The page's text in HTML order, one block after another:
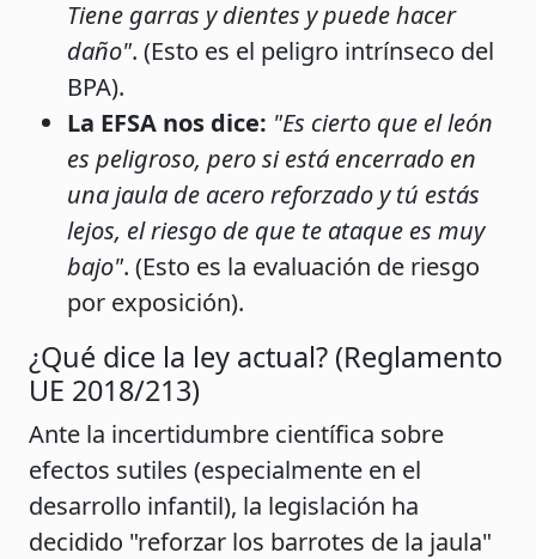
Tiene garras y dientes y puede hacer
daño". (Esto es el peligro intrínseco del
BPA).
La EFSA nos dice: "Es cierto que el león
es peligroso, pero si está encerrado en
una jaula de acero reforzado y tú estás
lejos, el riesgo de que te ataque es muy
bajo". (Esto es la evaluación de riesgo
por exposición).
¿Qué dice la ley actual? (Reglamento
UE 2018/213)
Ante la incertidumbre científica sobre
efectos sutiles (especialmente en el
desarrollo infantil), la legislación ha
decidido "reforzar los barrotes de la jaula"